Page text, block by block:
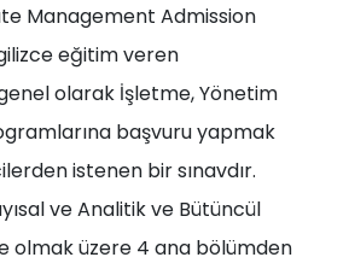
Management Admission
eğitim veren
olarak İşletme, Yönetim
başvuru yapmak
istenen bir sınavdır.
ve Analitik ve Bütüncül
olmak üzere 4 ana bölümden